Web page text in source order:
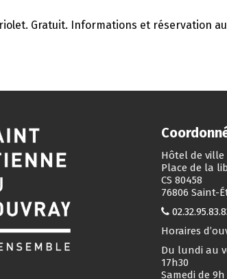
Gratuit. Informations et réservation au
Hôtel de ville
Place de la
CS 80458
76806 Saint-
Horaires
Du lundi au
17h30
Samedi de 9h